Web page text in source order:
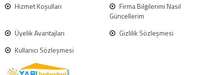
Hizmet Koşulları
Firma Bilgilerimi Nasıl
Güncellerim
Üyelik Avantajları
Gizlilik Sözleşmesi
Kullanıcı Sözleşmesi